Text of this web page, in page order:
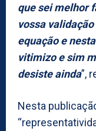
que sei melhor
vossa
equação e
vitimizo e sim
desiste ainda”,
Nesta